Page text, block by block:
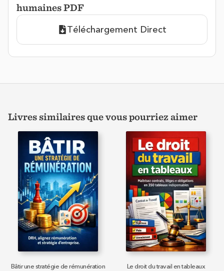
humaines PDF
Téléchargement Direct
Livres similaires que vous pourriez aimer
Bâtir une stratégie de rémunération Le droit du travail en tableaux